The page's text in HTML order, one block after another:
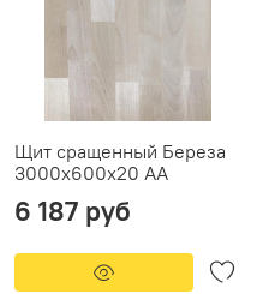
Щит сращенный Береза
3000х600х20 АА
6 187 руб